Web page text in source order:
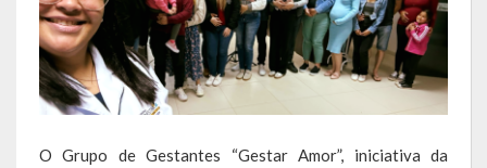
Assistência Social
Educação, Cultura, Desporto e Turismo
Sala Multidisciplinar Saber Mais
Escola Municipal de Educação Infantil Dr. Orlando Rojas
O Grupo de Gestantes “Gestar Amor”, iniciativa da